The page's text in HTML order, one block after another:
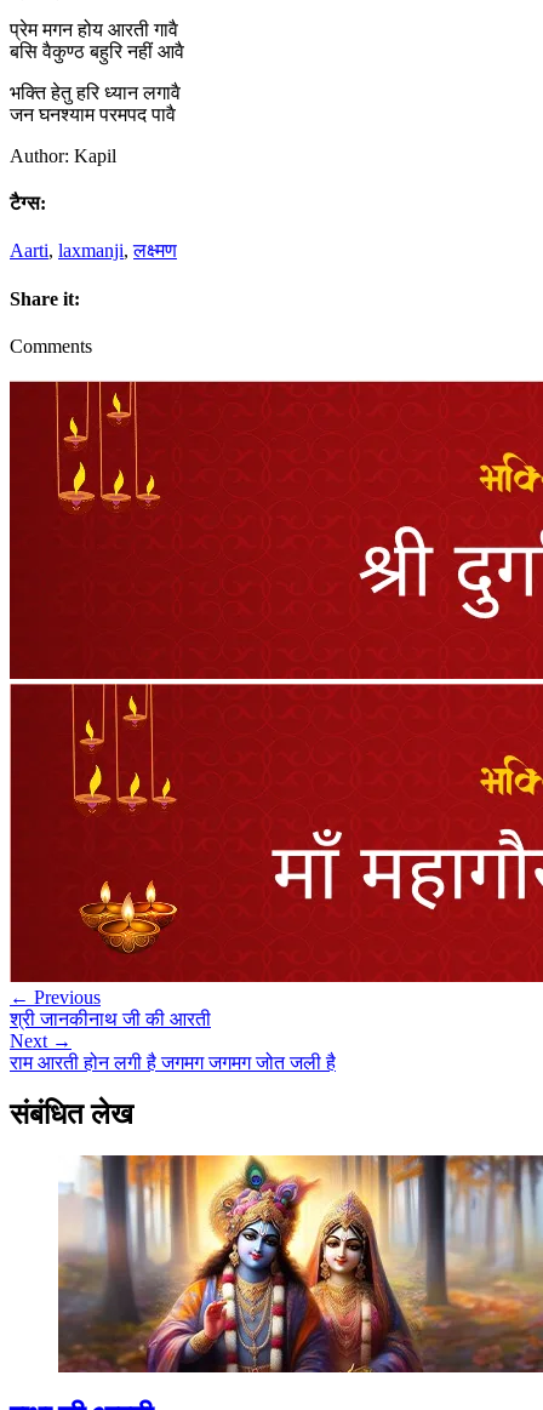
प्रेम मगन होय आरती गावै
बसि वैकुण्ठ बहुरि नहीं आवै
भक्ति हेतु हरि ध्यान लगावै
जन घनश्याम परमपद पावै
Author: Kapil
टैग्स:
Aarti, laxmanji,लक्ष्मण
Share it:
Comments
← Previous
श्री जानकीनाथ जी की आरती
Next →
राम आरती होन लगी है जगमग जगमग जोत जली है
संबंधित लेख